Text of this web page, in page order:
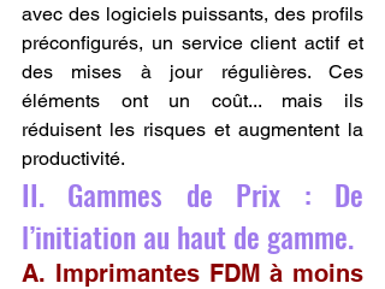
avec des logiciels puissants, des profils
préconfigurés, un service client actif et
des mises à jour régulières. Ces
éléments ont un coût... mais ils
réduisent les risques et augmentent la
productivité.
II. Gammes de Prix : De
l’initiation au haut de gamme.
A. Imprimantes FDM à moins